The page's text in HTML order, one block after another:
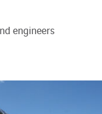
engineers